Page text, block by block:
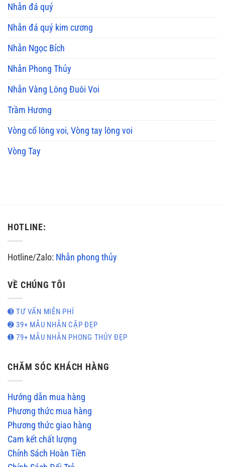
Nhẫn đá quý
Nhẫn đá quý kim cương
Nhẫn Ngọc Bích
Nhẫn Phong Thủy
Nhẫn Vàng Lông Đuôi Voi
Trầm Hương
Vòng cổ lông voi, Vòng tay lông voi
Vòng Tay
HOTLINE:
Hotline/Zalo: Nhẫn phong thủy
VỀ CHÚNG TÔI
➌ TƯ VẤN MIỄN PHÍ
➋ 39+ MẪU NHẪN CẶP ĐẸP
➊ 79+ MẪU NHẪN PHONG THỦY ĐẸP
CHĂM SÓC KHÁCH HÀNG
Hướng dẫn mua hàng
Phương thức mua hàng
Phương thức giao hàng
Cam kết chất lượng
Chính Sách Hoàn Tiền